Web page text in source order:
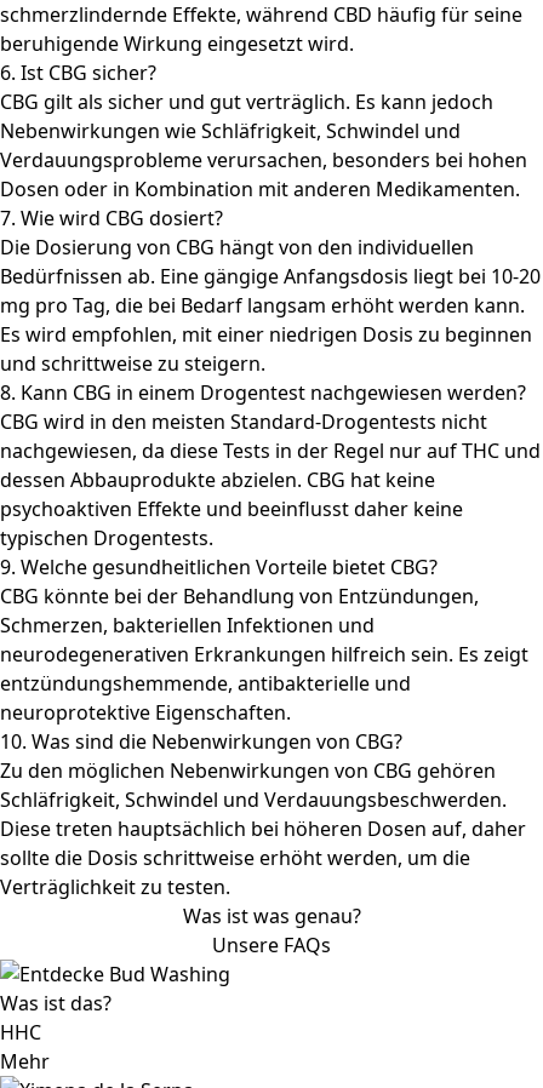
schmerzlindernde Effekte, während CBD häufig für seine
beruhigende Wirkung eingesetzt wird.
6. Ist CBG sicher?
CBG gilt als sicher und gut verträglich. Es kann jedoch
Nebenwirkungen wie Schläfrigkeit, Schwindel und
Verdauungsprobleme verursachen, besonders bei hohen
Dosen oder in Kombination mit anderen Medikamenten.
7. Wie wird CBG dosiert?
Die Dosierung von CBG hängt von den individuellen
Bedürfnissen ab. Eine gängige Anfangsdosis liegt bei 10-20
mg pro Tag, die bei Bedarf langsam erhöht werden kann.
Es wird empfohlen, mit einer niedrigen Dosis zu beginnen
und schrittweise zu steigern.
8. Kann CBG in einem Drogentest nachgewiesen werden?
CBG wird in den meisten Standard-Drogentests nicht
nachgewiesen, da diese Tests in der Regel nur auf THC und
dessen Abbauprodukte abzielen. CBG hat keine
psychoaktiven Effekte und beeinflusst daher keine
typischen Drogentests.
9. Welche gesundheitlichen Vorteile bietet CBG?
CBG könnte bei der Behandlung von Entzündungen,
Schmerzen, bakteriellen Infektionen und
neurodegenerativen Erkrankungen hilfreich sein. Es zeigt
entzündungshemmende, antibakterielle und
neuroprotektive Eigenschaften.
10. Was sind die Nebenwirkungen von CBG?
Zu den möglichen Nebenwirkungen von CBG gehören
Schläfrigkeit, Schwindel und Verdauungsbeschwerden.
Diese treten hauptsächlich bei höheren Dosen auf, daher
sollte die Dosis schrittweise erhöht werden, um die
Verträglichkeit zu testen.
Was ist was genau?
Unsere FAQs
Was ist das?
HHC
Mehr